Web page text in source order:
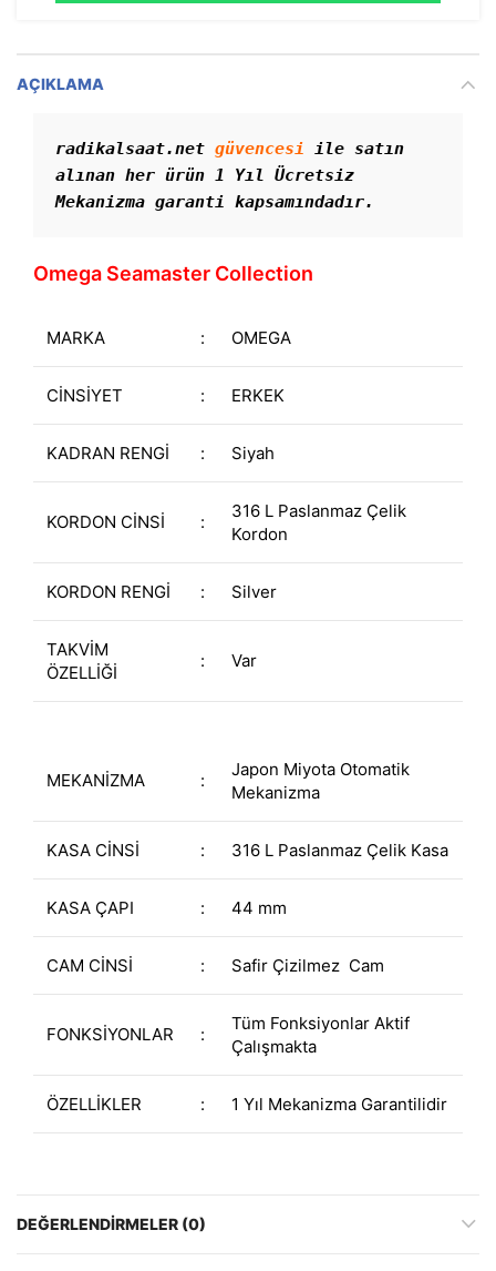
AÇIKLAMA
radikalsaat.net güvencesi ile satın
alınan her ürün 1 Yıl Ücretsiz
Mekanizma garanti kapsamındadır.
Omega Seamaster Collection
MARKA : OMEGA
CİNSİYET : ERKEK
KADRAN RENGİ : Siyah
KORDON CİNSİ :
316 L Paslanmaz Çelik
Kordon
KORDON RENGİ : Silver
TAKVİM
ÖZELLİĞİ
: Var
MEKANİZMA :
Japon Miyota Otomatik
Mekanizma
KASA CİNSİ : 316 L Paslanmaz Çelik Kasa
KASA ÇAPI : 44 mm
CAM CİNSİ : Safir Çizilmez Cam
FONKSİYONLAR :
Tüm Fonksiyonlar Aktif
Çalışmakta
ÖZELLİKLER : 1 Yıl Mekanizma Garantilidir
DEĞERLENDIRMELER (0)